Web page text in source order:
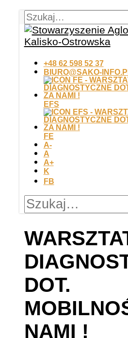
+48 62 598 52 37
BIURO@SAKO-
EFS
FE
A-
A
A+
K
FB
DOT.
NAMI !